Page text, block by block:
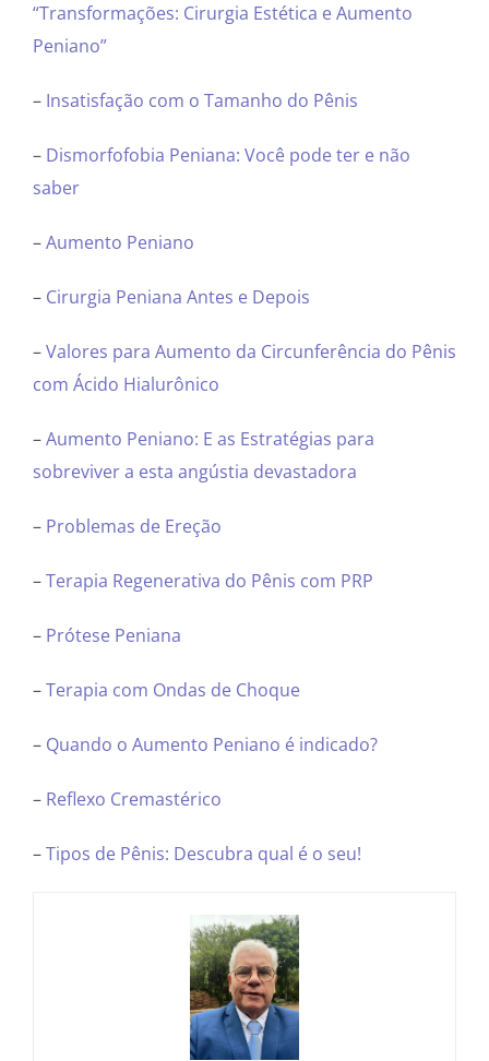
“Transformações: Cirurgia Estética e Aumento
Peniano”
– Insatisfação com o Tamanho do Pênis
– Dismorfofobia Peniana: Você pode ter e não
saber
–Aumento Peniano
– Cirurgia Peniana Antes e Depois
–Valores para Aumento da Circunferência do Pênis
com Ácido Hialurônico
–Aumento Peniano: E as Estratégias para
sobreviver a esta angústia devastadora
– Problemas de Ereção
–Terapia Regenerativa do Pênis com PRP
– Prótese Peniana
–Terapia com Ondas de Choque
– Quando o Aumento Peniano é indicado?
– Reflexo Cremastérico
–Tipos de Pênis: Descubra qual é o seu!